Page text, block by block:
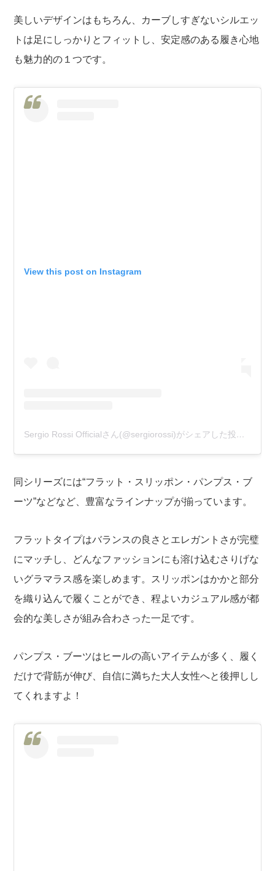
美しいデザインはもちろん、カーブしすぎないシルエッ
トは足にしっかりとフィットし、安定感のある履き心地
も魅力的の１つです。
View this post on Instagram
Sergio Rossi Officialさん(@sergiorossi)がシェアした投稿
同シリーズには“フラット・スリッポン・パンプス・ブ
ーツ”などなど、豊富なラインナップが揃っています。
フラットタイプはバランスの良さとエレガントさが完璧
にマッチし、どんなファッションにも溶け込むさりげな
いグラマラス感を楽しめます。スリッポンはかかと部分
を織り込んで履くことができ、程よいカジュアル感が都
会的な美しさが組み合わさった一足です。
パンプス・ブーツはヒールの高いアイテムが多く、履く
だけで背筋が伸び、自信に満ちた大人女性へと後押しし
てくれますよ！